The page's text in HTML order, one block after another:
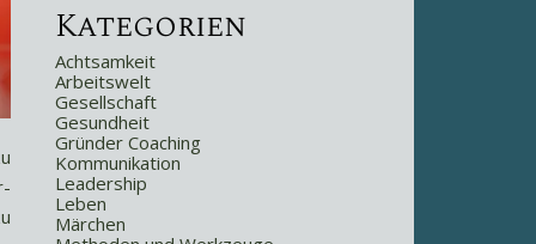
Kategorien
Achtsamkeit
Arbeitswelt
Gesellschaft
Gesundheit
Gründer Coaching
Kommunikation
Leadership
Leben
Märchen